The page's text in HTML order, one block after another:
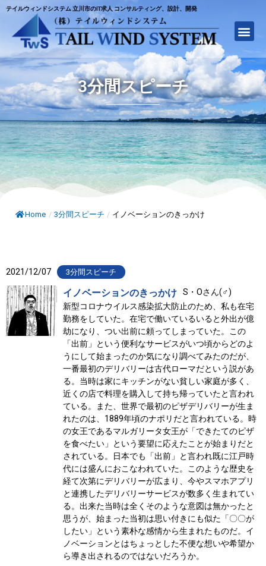
テイルウィンドシステム 立川市のIT求人 コンサルティング、設計、開発
3分間スピーチ
Home / 3分間スピーチ / イノベーションのきっかけ
2021/12/07 3分間スピーチ
イノベーションのきっかけ
S・Oさん(♂)
新型コロナウイルス感染拡大防止のため、私も在宅
勤務をしていた。在宅で働いているいると外出が億
劫になり、つい出前に頼ってしまっていた。この
「出前」という便利なサービスがいつ頃からどのよ
うにして始まったのか気になり調べてみたのだが、
一番最初のデリバリーは古代ローマだという説があ
る。当時は家にキッチンがない貧しい家庭が多く、
近くの店で料理を購入して持ち帰っていたと言われ
ている。また、世界で最初のピザデリバリーが生ま
れたのは、1889年頃のナポリだと言われている。時
の女王であるマルガリータ女王が「できたてのピザ
を食べたい」という要望に応えたことが始まりだと
されている。日本でも「出前」と言われ既に江戸時
代には盛んにおこなわれていた。このような歴史を
経て次第にデリバリーが広まり、今やスマホアプリ
と連携したデリバリーサービスが数多く生まれてい
る。出来た当時は全くそのような意図は無かったと
思うが、始まった当初は思い付きにも似た「〇〇が
したい」という素朴な感情から生まれたものだ。イ
ノベーションとはちょっとした不便な想いや希望か
ら導き出されるのではないだろうか。